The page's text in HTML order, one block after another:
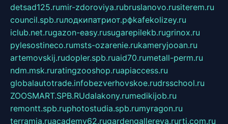
detsad125.rumir-zdoroviya.rubruslanovo.rusiterem.ru
council.spb.ruлодкипатриот.рфkafekolizey.ru
iclub.net.rugazon-easy.rusugarepilekb.rugrinox.ru
pylesostineco.rumsts-ozarenie.rukameryjooan.ru
artemovskij.rudopler.spb.ruaid70.rumetall-perm.ru
ndm.msk.ruratingzooshop.ruapiaccess.ru
globalautotrade.infobezverhovskoe.rudrsschool.ru
ZOOSMART.SPB.RUdalakony.rumedikijob.ru
remontt.spb.ruphotostudia.spb.rumyragon.ru
terramia.ruacademy62.rugardengallereya.rurti.com.ru